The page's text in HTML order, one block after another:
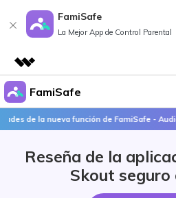
FamiSafe
La Mejor App de Control Parental
Productos destacados
Creatividad digital con AIGC
Resumen
Quiénes somos
FamiSafe
Por Qué FamiSafe
FamiSafe - Tu Aliado en
Acciones Interactivas
Productos
la nueva función de FamiSafe - Audio
Reseña de la
Skout seguro